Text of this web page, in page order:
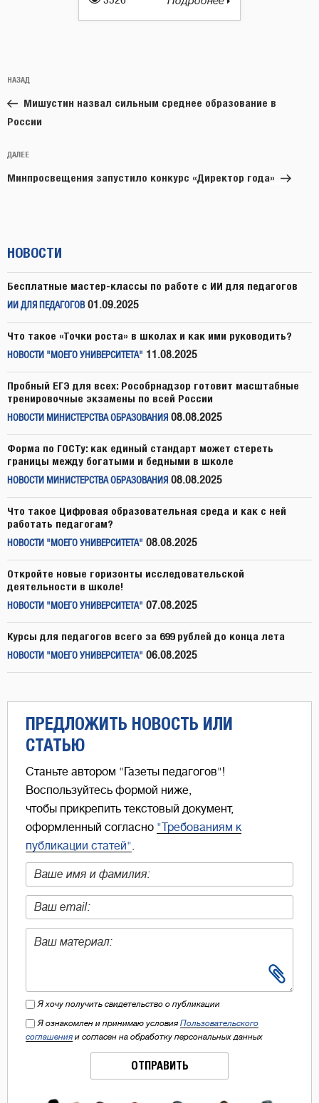
по
записям
Предыдущая
запись:
НАЗАД
Мишустин назвал сильным среднее образование в
России
Следующая
запись
ДАЛЕЕ
Минпросвещения запустило конкурс «Директор года»
НОВОСТИ
Бесплатные мастер-классы по работе с ИИ для педагогов
ИИ ДЛЯ ПЕДАГОГОВ 01.09.2025
Что такое «Точки роста» в школах и как ими руководить?
НОВОСТИ "МОЕГО УНИВЕРСИТЕТА" 11.08.2025
Пробный ЕГЭ для всех: Рособрнадзор готовит масштабные
тренировочные экзамены по всей России
НОВОСТИ МИНИСТЕРСТВА ОБРАЗОВАНИЯ 08.08.2025
Форма по ГОСТу: как единый стандарт может стереть
границы между богатыми и бедными в школе
НОВОСТИ МИНИСТЕРСТВА ОБРАЗОВАНИЯ 08.08.2025
Что такое Цифровая образовательная среда и как с ней
работать педагогам?
НОВОСТИ "МОЕГО УНИВЕРСИТЕТА" 08.08.2025
Откройте новые горизонты исследовательской
деятельности в школе!
НОВОСТИ "МОЕГО УНИВЕРСИТЕТА" 07.08.2025
Курсы для педагогов всего за 699 рублей до конца лета
НОВОСТИ "МОЕГО УНИВЕРСИТЕТА" 06.08.2025
ПРЕДЛОЖИТЬ НОВОСТЬ ИЛИ
СТАТЬЮ
Станьте автором "Газеты педагогов"!
Воспользуйтесь формой ниже,
чтобы прикрепить текстовый документ,
оформленный согласно "Требованиям к
публикации статей".
Я хочу получить свидетельство о публикации
Я ознакомлен и принимаю условия Пользовательского
соглашения и согласен на обработку персональных данных
ОТПРАВИТЬ